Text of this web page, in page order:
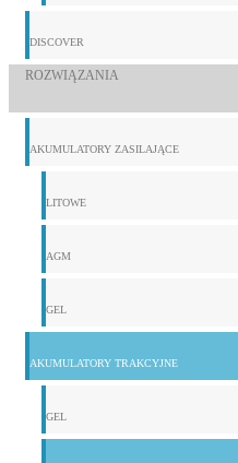
DISCOVER
ROZWIĄZANIA
AKUMULATORY ZASILAJĄCE
LITOWE
AGM
GEL
AKUMULATORY TRAKCYJNE
GEL